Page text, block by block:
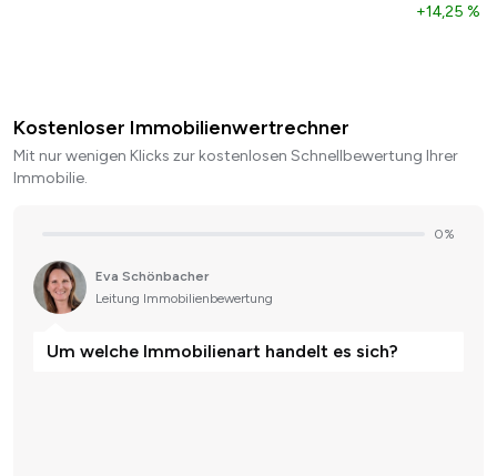
+14,25 %
Kostenloser Immobilienwertrechner
Mit nur wenigen Klicks zur kostenlosen Schnellbewertung Ihrer
Immobilie.